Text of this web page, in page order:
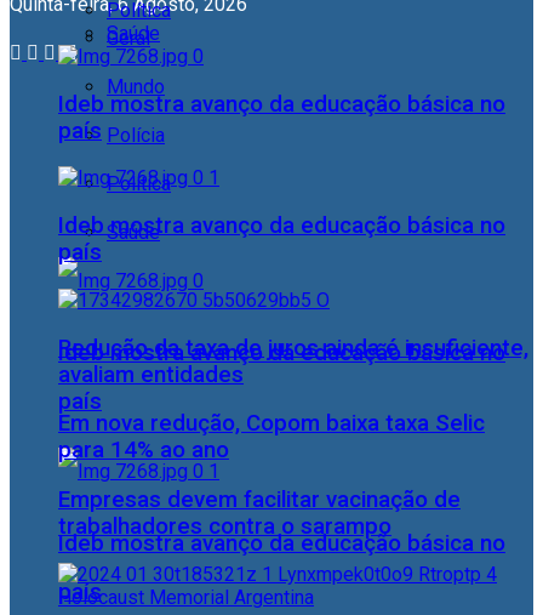
Geral
Mundo
Polícia
Política
Saúde
Ideb mostra avanço da educação básica no
país
Ideb mostra avanço da educação básica no
país
Política
Saúde
Ideb mostra avanço da educação básica no
país
Ideb mostra avanço da educação básica no
país
Redução da taxa de juros ainda é insuficiente,
avaliam entidades
Em nova redução, Copom baixa taxa Selic
para 14% ao ano
Empresas devem facilitar vacinação de
trabalhadores contra o sarampo